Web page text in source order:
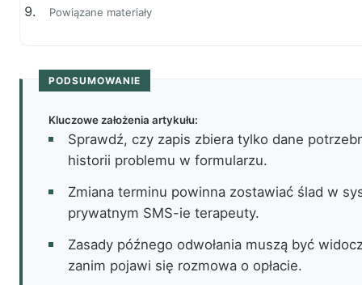
Powiązane materiały
PODSUMOWANIE
Kluczowe założenia artykułu:
Sprawdź, czy zapis zbiera tylko dane
historii problemu w formularzu.
Zmiana terminu powinna zostawiać ślad w
prywatnym SMS-ie terapeuty.
Zasady późnego odwołania muszą być
zanim pojawi się rozmowa o opłacie.